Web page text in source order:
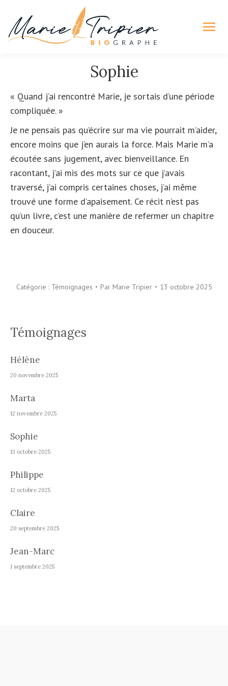
Sophie
Vous êtes ici :
« Quand j’ai rencontré Marie, je sortais d’une période
compliquée. »
Je ne pensais pas qu’écrire sur ma vie pourrait m’aider,
encore moins que j’en aurais la force. Mais Marie m’a
écoutée sans jugement, avec bienveillance. En
racontant, j’ai mis des mots sur ce que j’avais
traversé, j’ai compris certaines choses, j’ai même
trouvé une forme d’apaisement. Ce récit n’est pas
qu’un livre, c’est une manière de refermer un chapitre
en douceur.
Catégorie : Témoignages Par Marie Tripier 13 octobre 2025
Témoignages
Hélène
20 novembre 2025
Marta
12 novembre 2025
Sophie
13 octobre 2025
Philippe
12 octobre 2025
Claire
20 septembre 2025
Jean-Marc
1 septembre 2025